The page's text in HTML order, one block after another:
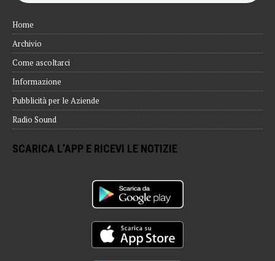
Home
Archivio
Come ascoltarci
Informazione
Pubblicità per le Aziende
Radio Sound
SCARICA L’APP E RICEVI LE NOTIZIE